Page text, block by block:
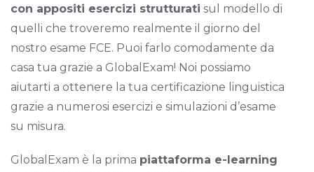
con appositi esercizi strutturati sul modello di
quelli che troveremo realmente il giorno del
nostro esame FCE. Puoi farlo comodamente da
casa tua grazie a GlobalExam! Noi possiamo
aiutarti a ottenere la tua certificazione linguistica
grazie a numerosi esercizi e simulazioni d’esame
su misura.
GlobalExam è la prima piattaforma e-learning